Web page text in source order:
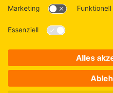
Messsysteme sind sowohl in mg/dl als
und FreeStyle Libre 3 Plus Sensoren
Apple Logo sind eingetragene Marken
Ländern. App Store ist ein Warenzeichen
ADC-2646042 v32.0